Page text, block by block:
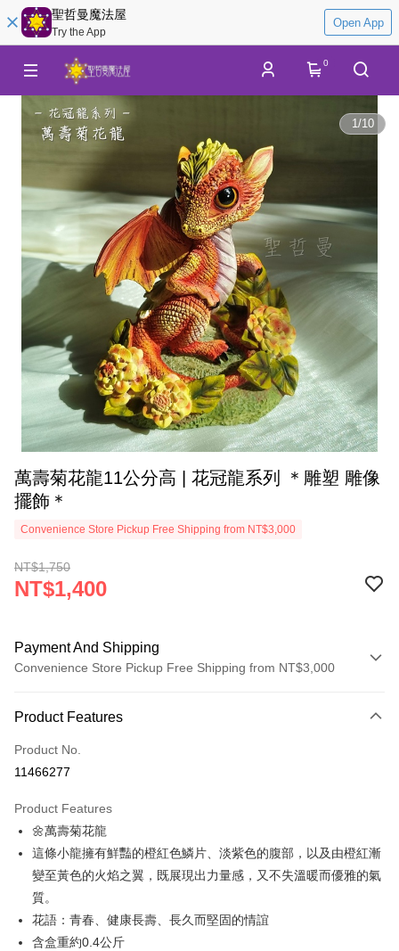
聖哲曼魔法屋
Try the App
Open App
0
1/10
萬壽菊花龍11公分高 | 花冠龍系列 ＊雕塑 雕像
擺飾＊
Convenience Store Pickup Free Shipping from NT$3,000
NT$1,750
NT$1,400
Payment And Shipping
Convenience Store Pickup Free Shipping from NT$3,000
Credit Card (Full Payment)
Convenience Store Pickup and Pay
Apple Pay
JKOPAY
Easy Wallet
ATM Transfer
Product Features
Product No.
11466277
Product Features
🌼萬壽菊花龍
這條小龍擁有鮮豔的橙紅色鱗片、淡紫色的腹部，以及由橙紅漸
變至黃色的火焰之翼，既展現出力量感，又不失溫暖而優雅的氣
質。
花語：青春、健康長壽、長久而堅固的情誼
含盒重約0.4公斤